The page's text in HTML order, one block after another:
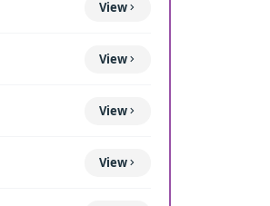
View
View
View
View